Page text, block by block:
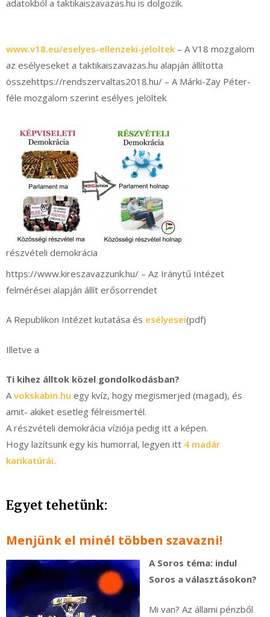
adatokból a taktikaiszavazas.hu is dolgozik.
www.v18.eu/eselyes-ellenzeki-jeloltek – A V18 mozgalom
az esélyeseket a taktikaiszavazas.hu alapján állította
összehttps://rendszervaltas2018.hu/ – A Márki-Zay Péter-
féle mozgalom szerint esélyes jelöltek
részvételi demokrácia
https://www.kireszavazzunk.hu/ – Az Iránytű Intézet
felmérései alapján állít erősorrendet
A Republikon Intézet kutatása és esélyesei(pdf)
Illetve a
Ti kihez álltok közel gondolkodásban?
Avokskabin.hu egy kvíz, hogy megismerjed (magad), és
amit- akiket esetleg félreismertél.
A részvételi demokrácia víziója pedig itt a képen.
Hogy lazítsunk egy kis humorral, legyen itt 4 madár
karikatúrái.
Egyet tehetünk:
Menjünk el minél többen szavazni!
A Soros téma: indul
Soros a választásokon?
Mi van? Az állami pénzből